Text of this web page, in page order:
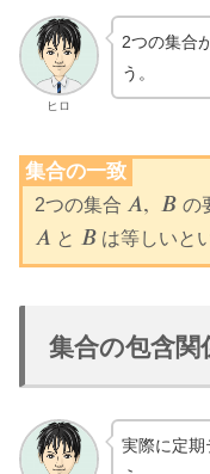
ヒロ
2つの集合
う。
集合の一致
2つの集合 𝐴, 𝐵
A, B の
𝐴
A と 𝐵
Bは等しいと
集合の包含関
実際に定期